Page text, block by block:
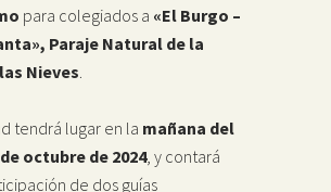
para colegiados a «El Burgo –
Paraje Natural de la
Nieves
tendrá lugar en la mañana del
octubre de 2024, y contará
de dos guías